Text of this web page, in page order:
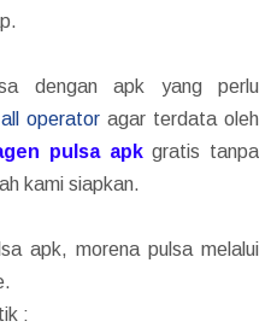
dengan apk yang perlu
operator agar terdata oleh
pulsa apkgratis tanpa
kami siapkan.
apk, morena pulsa melalui
: